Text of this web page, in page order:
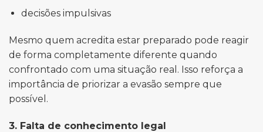
decisões impulsivas
Mesmo quem acredita estar preparado pode reagir
de forma completamente diferente quando
confrontado com uma situação real. Isso reforça a
importância de priorizar a evasão sempre que
possível.
3. Falta de conhecimento legal